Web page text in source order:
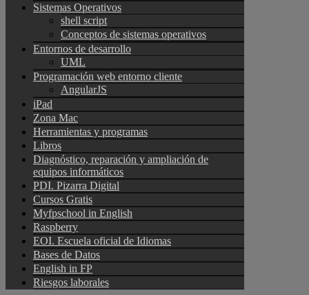
Sistemas Operativos
shell script
Conceptos de sistemas operativos
Entornos de desarrollo
UML
Programación web entorno cliente
AngularJS
iPad
Zona Mac
Herramientas y programas
Libros
Diagnóstico, reparación y ampliación de
equipos informáticos
PDI. Pizarra Digital
Cursos Gratis
Myfpschool in English
Raspberry
EOI. Escuela oficial de Idiomas
Bases de Datos
English in FP
Riesgos laborales